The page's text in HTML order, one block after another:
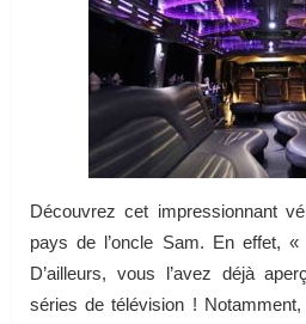
Découvrez cet impressionnant
pays de l’oncle Sam. En effet,
D’ailleurs, vous l’avez déjà
séries de télévision !